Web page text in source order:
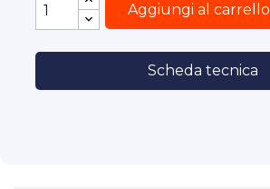
Aggiungi al carrello
Scheda tecnica